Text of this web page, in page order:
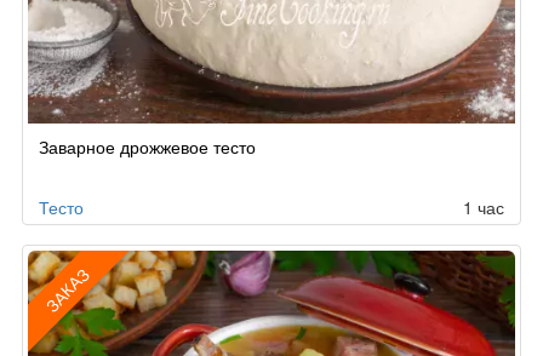
Заварное дрожжевое тесто
Тесто 1 час
ЗАКАЗ